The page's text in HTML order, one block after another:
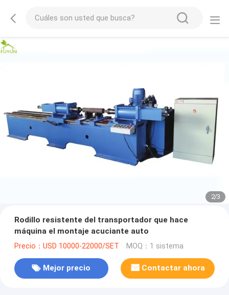
2/3
Rodillo resistente del transportador que hace
máquina el montaje acuciante auto
Precio：USD 10000-22000/SET MOQ：1 sistema
Mejor precio Contactar ahora